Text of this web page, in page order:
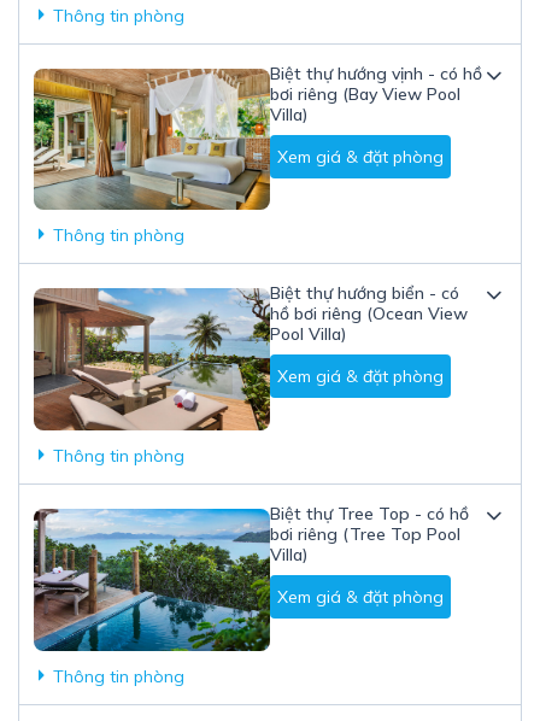
Thông tin phòng
Biệt thự hướng vịnh - có hồ
bơi riêng (Bay View Pool
Villa)
Xem giá & đặt phòng
Thông tin phòng
Biệt thự hướng biển - có
hồ bơi riêng (Ocean View
Pool Villa)
Xem giá & đặt phòng
Thông tin phòng
Biệt thự Tree Top - có hồ
bơi riêng (Tree Top Pool
Villa)
Xem giá & đặt phòng
Thông tin phòng